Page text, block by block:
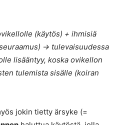
(käytös) + ihmisiä
-> tulevaisuudessa
lisääntyy, koska ovikellon
tulemista sisälle (koiran
jokin tietty ärsyke (=